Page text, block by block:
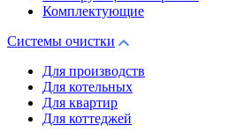
Комплектующие
Системы очистки
Для производств
Для котельных
Для квартир
Для коттеджей